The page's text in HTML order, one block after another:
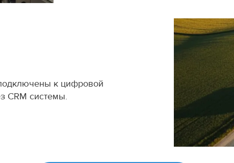
к цифровой
CRM системы.